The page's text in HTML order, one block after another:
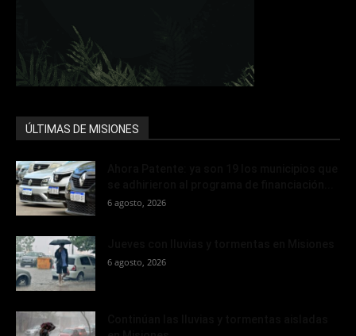
ÚLTIMAS DE MISIONES
6 agosto, 2026
6 agosto, 2026